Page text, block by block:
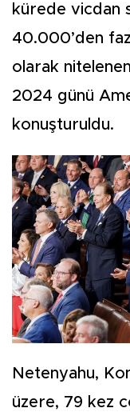
kürede vicdan
40.000’den
olarak
2024 günü
konuşturuldu.
Netenyahu,
üzere, 79 kez